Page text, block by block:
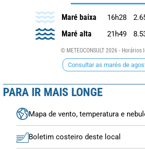
Maré baixa 16h28
Maré alta 21h49
© METEOCONSULT 2026 - Horários
Consultar as marés de
PARA IR MAIS LONGE
Mapa de vento, temperatura e
Boletim costeiro deste local